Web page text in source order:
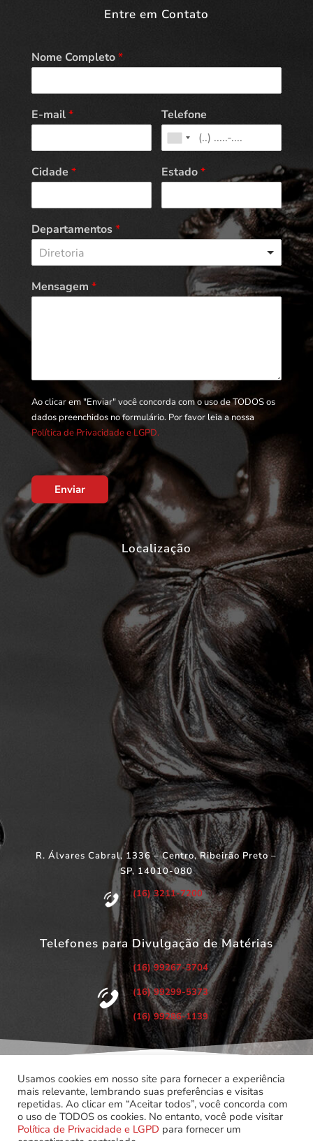
Entre em Contato
Nome Completo*
E-mail* Telefone
Cidade * Estado*
Departamentos*
Diretoria
Mensagem *
Ao clicar em "Enviar" você concorda com o uso de TODOS os
dados preenchidos no formulário. Por favor leia a nossa
Política de Privacidade e LGPD.
Enviar
Localização
R. Álvares Cabral, 1336 – Centro, Ribeirão Preto –
SP, 14010-080
(16) 3211-7200
Telefones para Divulgação de Matérias
(16) 99267-3704
(16) 99299-5373
(16) 99286-1139
©Copyright 2022 – Todos os Direitos Reservados.
Associação dos Servidores do Poder Judiciário do Estado de
São Paulo.
Usamos cookies em nosso site para fornecer a experiência
mais relevante, lembrando suas preferências e visitas
repetidas. Ao clicar em “Aceitar todos”, você concorda com
o uso de TODOS os cookies. No entanto, você pode visitar
Política de Privacidade e LGPD para fornecer um